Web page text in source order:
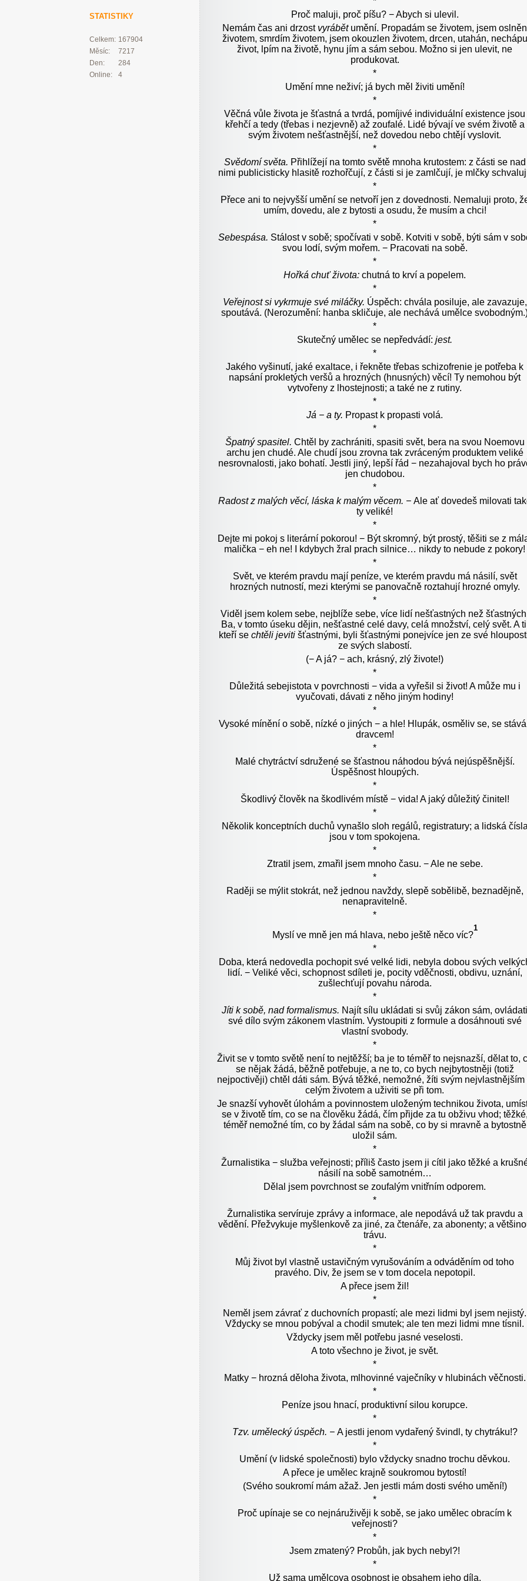
STATISTIKY
Online: 4
Celkem: 167904
Měsíc:
7217
Den:
284
Proč maluji, proč píšu? − Abych si ulevil.
Nemám čas ani drzost vyrábět umění. Propadám se životem, jsem oslněn
životem, smrdím životem, jsem okouzlen životem, drcen, utahán, nechápu
život, lpím na životě, hynu jím a sám sebou. Možno si jen ulevit, ne
produkovat.
*
Umění mne neživí; já bych měl živiti umění!
*
Věčná vůle života je šťastná a tvrdá, pomíjivé individuální existence jsou
křehčí a tedy (třebas i nezjevně) až zoufalé. Lidé bývají ve svém životě a
svým životem nešťastnější, než dovedou nebo chtějí vyslovit.
*
Svědomí světa. Přihlížejí na tomto světě mnoha krutostem: z části se nad
nimi publicisticky hlasitě rozhořčují, z části si je zamlčují, je mlčky
*
Přece ani to nejvyšší umění se netvoří jen z dovednosti. Nemaluji proto,
umím, dovedu, ale z bytosti a osudu, že musím a chci!
*
Sebespása. Stálost v sobě; spočívati v sobě. Kotviti v sobě, býti sám v
svou lodí, svým mořem. − Pracovati na sobě.
*
Hořká chuť života: chutná to krví a popelem.
*
Veřejnost si vykrmuje své miláčky. Úspěch: chvála posiluje, ale zavazuje,
spoutává. (Nerozumění: hanba skličuje, ale nechává umělce
*
Skutečný umělec se nepředvádí: jest.
*
Jakého vyšinutí, jaké exaltace, i řekněte třebas schizofrenie je potřeba k
napsání prokletých veršů a hrozných (hnusných) věcí! Ty nemohou být
vytvořeny z lhostejnosti; a také ne z rutiny.
*
Já − a ty. Propast k propasti volá.
*
Špatný spasitel. Chtěl by zachrániti, spasiti svět, bera na svou Noemovu
archu jen chudé. Ale chudí jsou zrovna tak zvráceným produktem veliké
nesrovnalosti, jako bohatí. Jestli jiný, lepší řád − nezahajoval bych ho
jen chudobou.
*
Radost z malých věcí, láska k malým věcem. − Ale ať dovedeš milovati
ty veliké!
*
Dejte mi pokoj s literární pokorou! − Být skromný, být prostý, těšiti se z
malička − eh ne! I kdybych žral prach silnice… nikdy to nebude z pokory!
*
Svět, ve kterém pravdu mají peníze, ve kterém pravdu má násilí, svět
hrozných nutností, mezi kterými se panovačně roztahují hrozné omyly.
*
Viděl jsem kolem sebe, nejblíže sebe, více lidí nešťastných než
Ba, v tomto úseku dějin, nešťastné celé davy, celá množství, celý svět. A
kteří se chtěli jeviti šťastnými, byli šťastnými ponejvíce jen ze své
ze svých slabostí.
(− A já? − ach, krásný, zlý živote!)
*
Důležitá sebejistota v povrchnosti − vida a vyřešil si život! A může mu i
vyučovati, dávati z něho jiným hodiny!
*
Vysoké mínění o sobě, nízké o jiných − a hle! Hlupák, osměliv se, se
dravcem!
*
Malé chytráctví sdružené se šťastnou náhodou bývá nejúspěšnější.
Úspěšnost hloupých.
*
Škodlivý člověk na škodlivém místě − vida! A jaký důležitý činitel!
*
Několik konceptních duchů vynašlo sloh regálů, registratury; a lidská čísla
jsou v tom spokojena.
*
Ztratil jsem, zmařil jsem mnoho času. − Ale ne sebe.
*
Raději se mýlit stokrát, než jednou navždy, slepě sobělibě, beznadějně,
nenapravitelně.
*
Myslí ve mně jen má hlava, nebo ještě něco víc?
1
*
Doba, která nedovedla pochopit své velké lidi, nebyla dobou svých
lidí. − Veliké věci, schopnost sdíleti je, pocity vděčnosti, obdivu, uznání,
zušlechťují povahu národa.
*
Jíti k sobě, nad formalismus. Najít sílu ukládati si svůj zákon sám, ovládati
své dílo svým zákonem vlastním. Vystoupiti z formule a dosáhnouti své
vlastní svobody.
*
Živit se v tomto světě není to nejtěžší; ba je to téměř to nejsnazší, dělat to,
se nějak žádá, běžně potřebuje, a ne to, co bych nejbytostněji (totiž
nejpoctivěji) chtěl dáti sám. Bývá těžké, nemožné, žíti svým nejvlastnějším
celým životem a uživiti se při tom.
Je snazší vyhovět úlohám a povinnostem uloženým technikou života,
se v životě tím, co se na člověku žádá, čím přijde za tu obživu vhod; těžké,
téměř nemožné tím, co by žádal sám na sobě, co by si mravně a bytostně
uložil sám.
*
Žurnalistika − služba veřejnosti; příliš často jsem ji cítil jako těžké a
násilí na sobě samotném…
Dělal jsem povrchnost se zoufalým vnitřním odporem.
*
Žurnalistika servíruje zprávy a informace, ale nepodává už tak pravdu a
vědění. Přežvykuje myšlenkově za jiné, za čtenáře, za abonenty; a
trávu.
*
Můj život byl vlastně ustavičným vyrušováním a odváděním od toho
pravého. Div, že jsem se v tom docela nepotopil.
A přece jsem žil!
*
Neměl jsem závrať z duchovních propastí; ale mezi lidmi byl jsem nejistý.
Vždycky se mnou pobýval a chodil smutek; ale ten mezi lidmi mne tísnil.
Vždycky jsem měl potřebu jasné veselosti.
A toto všechno je život, je svět.
*
Matky − hrozná děloha života, mlhovinné vaječníky v hlubinách věčnosti.
*
Peníze jsou hnací, produktivní silou korupce.
*
Tzv. umělecký úspěch. − A jestli jenom vydařený švindl, ty chytráku!?
*
Umění (v lidské společnosti) bylo vždycky snadno trochu děvkou.
A přece je umělec krajně soukromou bytostí!
(Svého soukromí mám ažaž. Jen jestli mám dosti svého umění!)
*
Proč upínaje se co nejnáruživěji k sobě, se jako umělec obracím k
veřejnosti?
*
Jsem zmatený? Probůh, jak bych nebyl?!
*
Už sama umělcova osobnost je obsahem jeho díla.